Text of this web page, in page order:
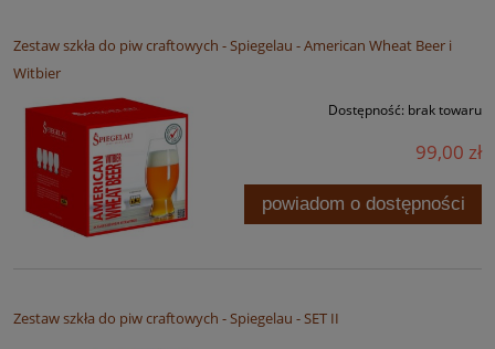
Zestaw szkła do piw craftowych - Spiegelau - American Wheat Beer i
Witbier
Dostępność: brak towaru
99,00 zł
powiadom o dostępności
Zestaw szkła do piw craftowych - Spiegelau - SET II